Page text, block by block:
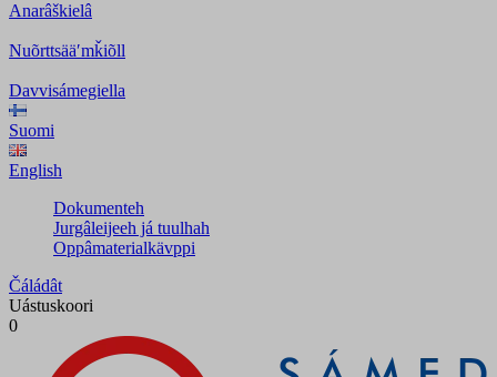
Anarâškielâ
Nuõrttsääʹmǩiõll
Davvisámegiella
Suomi
English
Dokumenteh
Jurgâleijeeh já tuulhah
Oppâmaterialkävppi
Čáládât
Uástuskoori
0